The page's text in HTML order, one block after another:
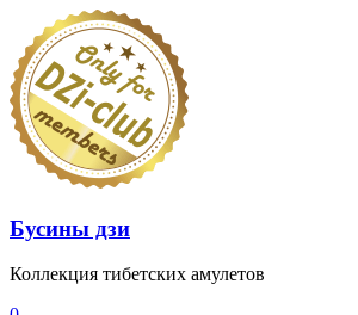
Перейти
содержимому
Бусины дзи
Коллекция тибетских амулетов